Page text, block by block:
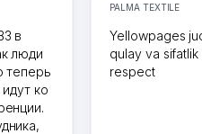
в
люди
теперь
ко
PALMA TEXTILE
Yellowpages
qulay va sifatlik
respect